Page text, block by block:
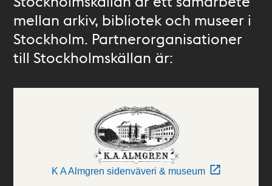
mellan arkiv, bibliotek och museer i
Stockholm. Partnerorganisationer
till Stockholmskällan är:
K A Almgren sidenväveri & museum